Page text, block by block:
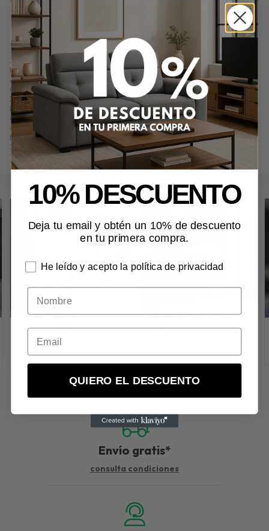
Zapatero Lavanda – Compacto para 10 Pares en Salermo. Zapatero
Lavanda con capacidad para 8-10 pares. Diseño compacto (98x60x35 cm)
en acabado salermo. Ideal para entradas y espacios pequeños.
ComprarZapatero Lavanda – 8/10 Pares en Acabado Salermo
por
202,80
. Producto en stock.
Precio, información, características e imágenes deZapatero Lavanda –
8/10 Pares en Acabado Salermoreferencia N1036, pertenece a las
categorías
Zapateros(8) yTodo el mobiliario(177).
Encuentra productos relacionados y de similares características a
Zapatero Lavanda – 8/10 Pares en Acabado Salermo
"Recibidores", "Zapateros".
Zapatero Azalea – 20 Pares
en Cambrian, Cerezo o
Blanco
240,00€
más variaciones
Zapatero Dalia – Para 12
210,00€
más variaciones
Envío gratis*
consulta condiciones
10% DESCUENTO
Deja tu email y obtén un 10% de descuento
en tu primera compra.
He leído y acepto la política de privacidad
Nombre
QUIERO EL DESCUENTO